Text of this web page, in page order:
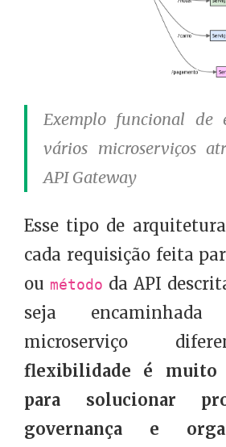
Exemplo funcional de
vários microserviços
API Gateway
Esse tipo de
cada requisição feita
ou método da API
seja
microserviço
flexibilidade é muito
para solucionar
governança e